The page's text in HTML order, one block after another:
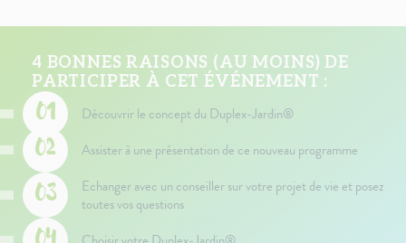
4 BONNES RAISONS (AU MOINS) DE
PARTICIPER À CET ÉVÉNEMENT :
Découvrir le concept du Duplex-Jardin®
Assister à une présentation de ce nouveau programme
Echanger avec un conseiller sur votre projet de vie et posez
toutes vos questions